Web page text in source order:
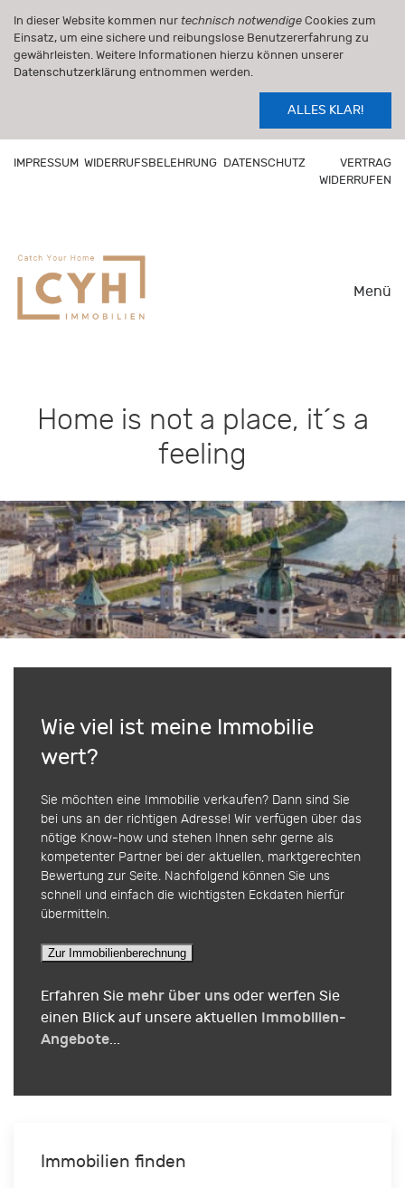
In dieser Website kommen nur technisch notwendige Cookies zum
Einsatz, um eine sichere und reibungslose Benutzererfahrung zu
gewährleisten. Weitere Informationen hierzu können unserer
Datenschutzerklärung entnommen werden.
ALLES KLAR!
IMPRESSUM WIDERRUFSBELEHRUNG DATENSCHUTZ
VERTRAG
WIDERRUFEN
Menü
Home is not a place, it´s a
feeling
Wie viel ist meine Immobilie
wert?
Sie möchten eine Immobilie verkaufen? Dann sind Sie
bei uns an der richtigen Adresse! Wir verfügen über das
nötige Know-how und stehen Ihnen sehr gerne als
kompetenter Partner bei der aktuellen, marktgerechten
Bewertung zur Seite. Nachfolgend können Sie uns
schnell und einfach die wichtigsten Eckdaten hierfür
übermitteln.
Zur Immobilienberechnung
Erfahren Sie mehr über uns oder werfen Sie
einen Blick auf unsere aktuellen Immobilien-
Angebote...
Immobilien finden